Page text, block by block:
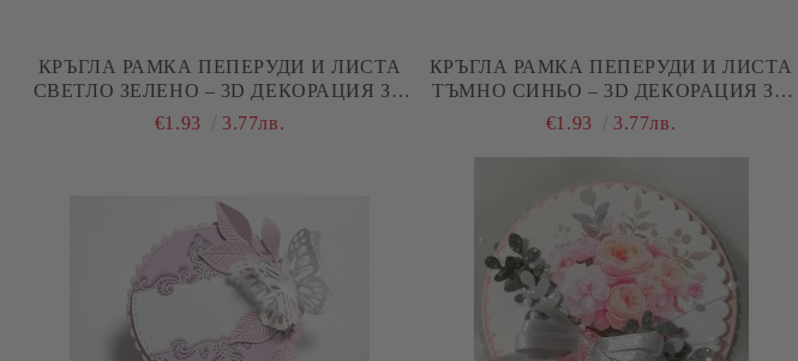
КРЪГЛА РАМКА ПЕПЕРУДИ И ЛИСТА
СВЕТЛО ЗЕЛЕНО – 3D ДЕКОРАЦИЯ ЗА
СКРАПБУК И КАРТИЧКИ - 1 БР.
€1.93 3.77лв.
КРЪГЛА РАМКА ПЕПЕРУДИ И ЛИСТА
ТЪМНО СИНЬО – 3D ДЕКОРАЦИЯ ЗА
СКРАПБУК И КАРТИЧКИ - 1 БР.
€1.93 3.77лв.